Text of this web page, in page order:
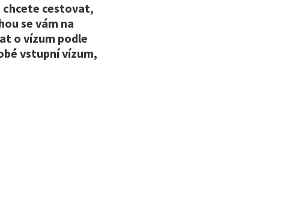
chcete cestovat,
se vám na
o vízum podle
vstupní vízum,